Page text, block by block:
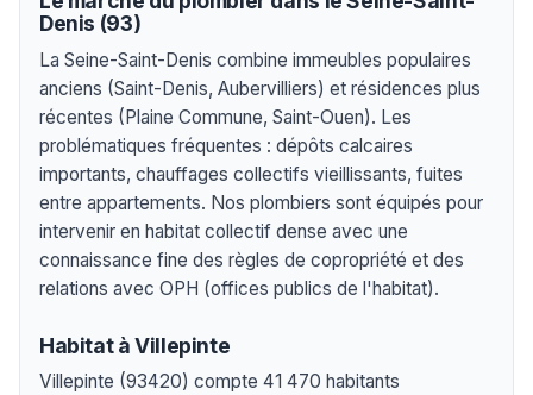
Denis (93)
La Seine-Saint-Denis combine immeubles populaires
anciens (Saint-Denis, Aubervilliers) et résidences plus
récentes (Plaine Commune, Saint-Ouen). Les
problématiques fréquentes : dépôts calcaires
importants, chauffages collectifs vieillissants, fuites
entre appartements. Nos plombiers sont équipés pour
intervenir en habitat collectif dense avec une
connaissance fine des règles de copropriété et des
relations avec OPH (offices publics de l'habitat).
Habitat à Villepinte
Villepinte (93420) compte 41 470 habitants